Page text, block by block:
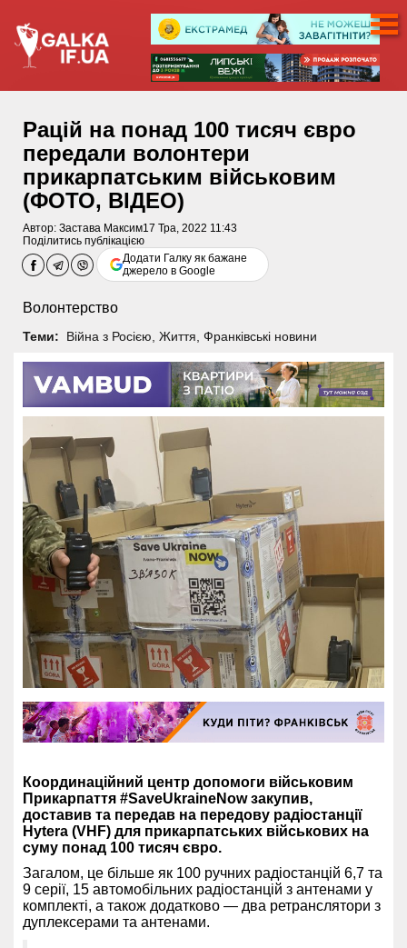
Рацій на понад 100 тисяч євро
передали волонтери
прикарпатським військовим
(ФОТО, ВІДЕО)
Автор: Застава Максим17 Тра, 2022 11:43
Поділитись публікацією
Додати Галку як бажане
джерело в Google
Волонтерство
Теми: Війна з Росією Життя Франківські новини
Координаційний центр допомоги військовим
Прикарпаття #SaveUkraineNow закупив,
доставив та передав на передову радіостанції
Hytera (VHF) для прикарпатських військових на
суму понад 100 тисяч євро.
Загалом, це більше як 100 ручних радіостанцій 6,7 та
9 серії, 15 автомобільних радіостанцій з антенами у
комплекті, а також додатково — два ретранслятори з
дуплексерами та антенами.